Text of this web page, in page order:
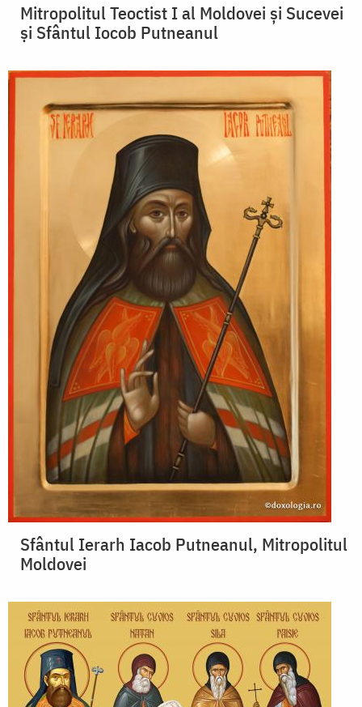
Mitropolitul Teoctist I al Moldovei şi Sucevei
și Sfântul Iocob Putneanul
Sfântul Ierarh Iacob Putneanul, Mitropolitul
Moldovei